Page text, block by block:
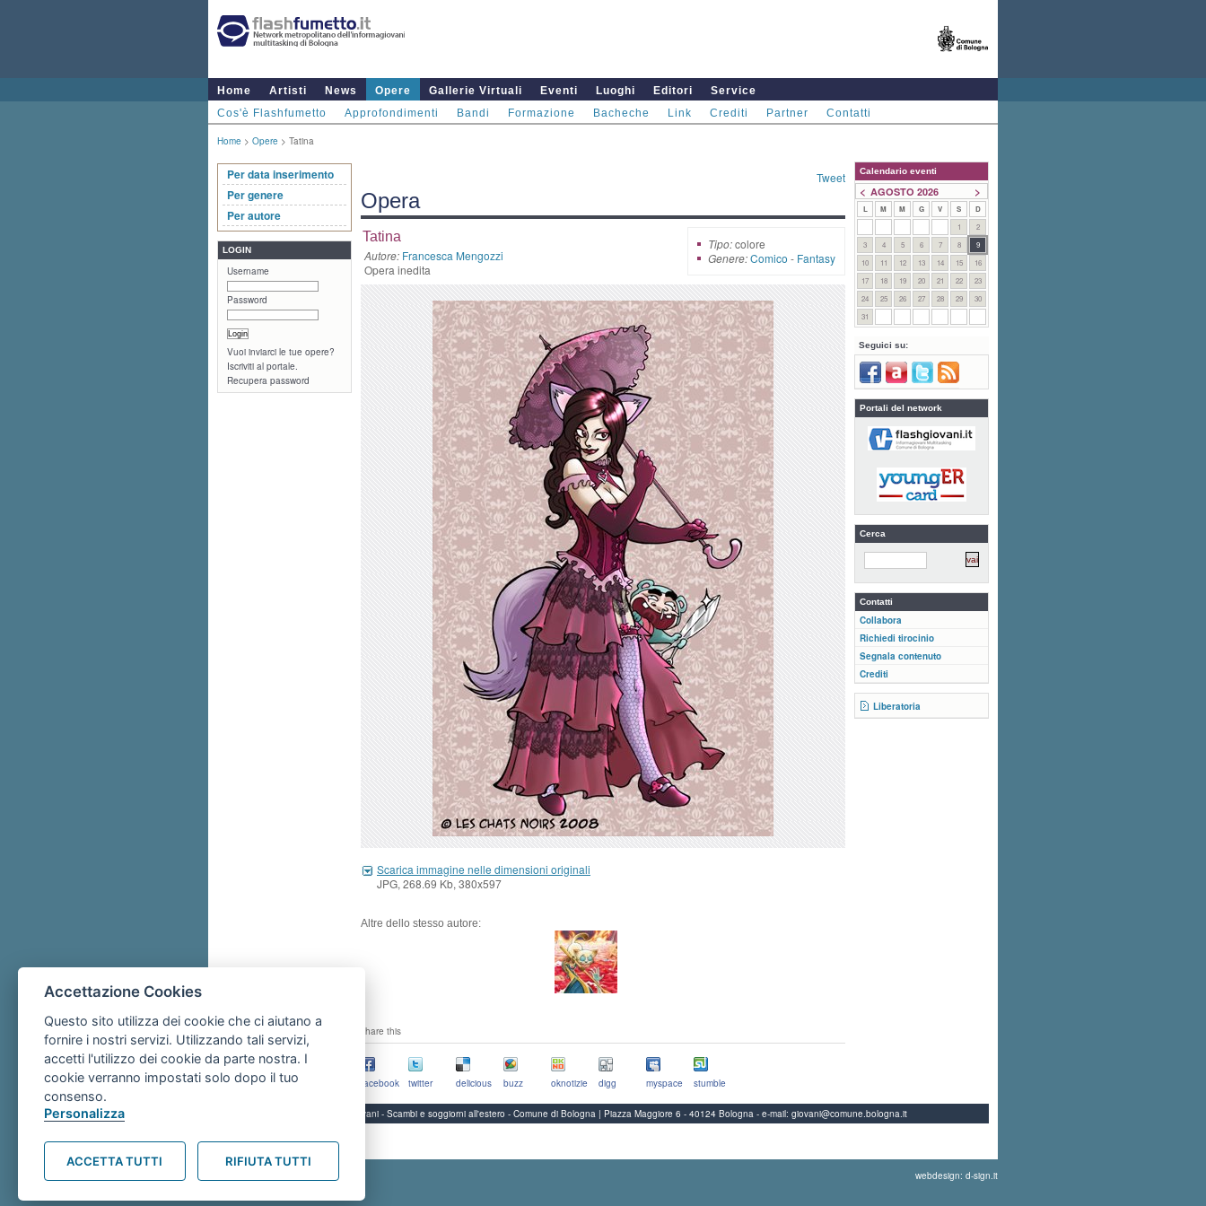
Home Artisti News Opere Gallerie Virtuali Eventi Luoghi Editori
Service
Cos'è Flashfumetto
Approfondimenti Bandi Formazione Bacheche Link Crediti Partner Contatti
Home > Opere > Tatina
Per data inserimento
Per genere
Per autore
LOGIN
Username
Password
Vuoi inviarci le tue opere?
Iscriviti al portale.
Recupera password
Tweet
Opera
Tatina
Autore: Francesca Mengozzi
Opera inedita
Tipo:colore
Genere:Comico - Fantasy
Scarica immagine nelle dimensioni originali
JPG, 268.69 Kb, 380x597
Altre dello stesso autore:
share this
facebook twitter delicious buzz oknotizie digg myspace stumble
Calendario eventi
>
< AGOSTO 2026
L M M G V S
D
1
2
3
4 5 6 7 8
9
10
11 12 13 14 15
16
17
18 19 20 21 22
23
24
25 26 27 28 29
30
31
Seguici su:
Portali del network
Cerca
Contatti
Collabora
Richiedi tirocinio
Segnala contenuto
Crediti
Liberatoria
Servizi per i giovani - Scambi e soggiorni all'estero - Comune di Bologna | Piazza Maggiore 6 - 40124 Bologna - e-mail: giovani@comune.bologna.it
webdesign: d-sign.it
Accettazione Cookies
Questo sito utilizza dei cookie che ci aiutano a
fornire i nostri servizi. Utilizzando tali servizi,
accetti l'utilizzo dei cookie da parte nostra. I
cookie verranno impostati solo dopo il tuo
consenso.
Personalizza
ACCETTA TUTTI RIFIUTA TUTTI